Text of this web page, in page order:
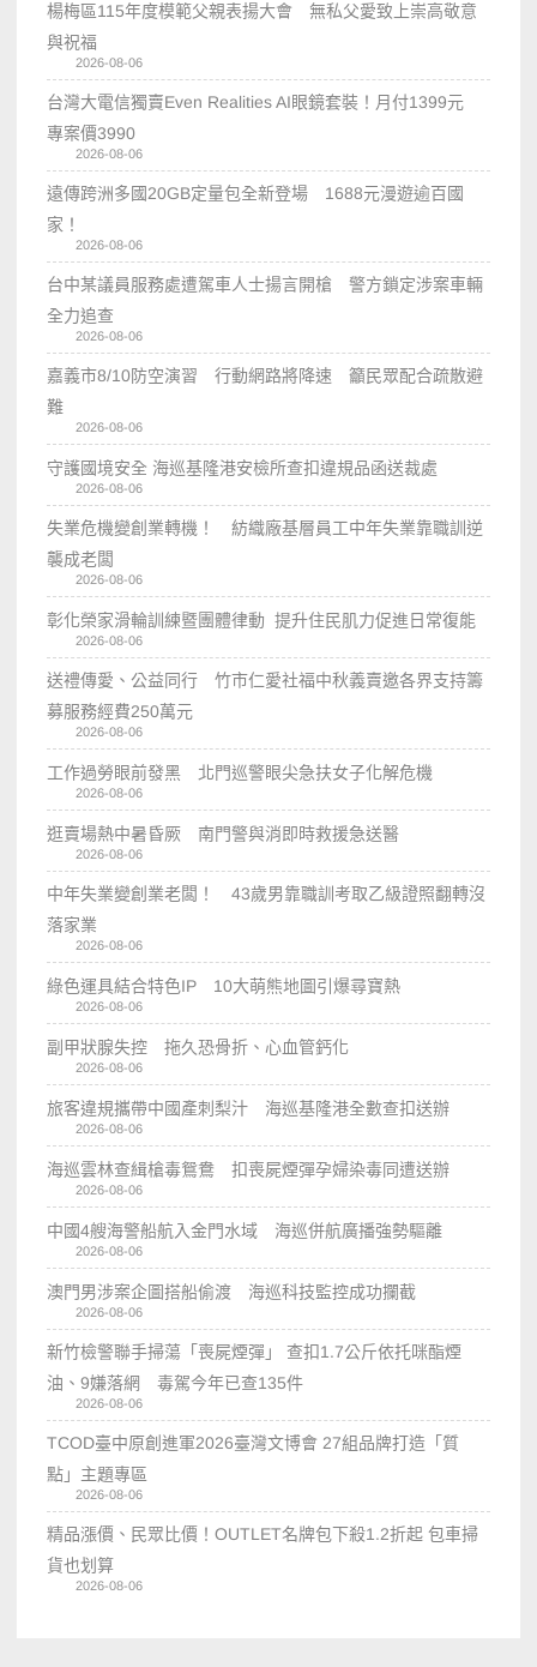
楊梅區115年度模範父親表揚大會 無私父愛致上崇高敬意
與祝福
2026-08-06
台灣大電信獨賣Even Realities AI眼鏡套裝！月付1399元
專案價3990
2026-08-06
遠傳跨洲多國20GB定量包全新登場 1688元漫遊逾百國
家！
2026-08-06
台中某議員服務處遭駕車人士揚言開槍 警方鎖定涉案車輛
全力追查
2026-08-06
嘉義市8/10防空演習 行動網路將降速 籲民眾配合疏散避
難
2026-08-06
守護國境安全 海巡基隆港安檢所查扣違規品函送裁處
2026-08-06
失業危機變創業轉機！ 紡織廠基層員工中年失業靠職訓逆
襲成老闆
2026-08-06
彰化榮家滑輪訓練暨團體律動 提升住民肌力促進日常復能
2026-08-06
送禮傳愛、公益同行 竹市仁愛社福中秋義賣邀各界支持籌
募服務經費250萬元
2026-08-06
工作過勞眼前發黑 北門巡警眼尖急扶女子化解危機
2026-08-06
逛賣場熱中暑昏厥 南門警與消即時救援急送醫
2026-08-06
中年失業變創業老闆！ 43歲男靠職訓考取乙級證照翻轉沒
落家業
2026-08-06
綠色運具結合特色IP 10大萌熊地圖引爆尋寶熱
2026-08-06
副甲狀腺失控 拖久恐骨折、心血管鈣化
2026-08-06
旅客違規攜帶中國產刺梨汁 海巡基隆港全數查扣送辦
2026-08-06
海巡雲林查緝槍毒鴛鴦 扣喪屍煙彈孕婦染毒同遭送辦
2026-08-06
中國4艘海警船航入金門水域 海巡併航廣播強勢驅離
2026-08-06
澳門男涉案企圖搭船偷渡 海巡科技監控成功攔截
2026-08-06
新竹檢警聯手掃蕩「喪屍煙彈」 查扣1.7公斤依托咪酯煙
油、9嫌落網 毒駕今年已查135件
2026-08-06
TCOD臺中原創進軍2026臺灣文博會 27組品牌打造「質
點」主題專區
2026-08-06
精品漲價、民眾比價！OUTLET名牌包下殺1.2折起 包車掃
貨也划算
2026-08-06